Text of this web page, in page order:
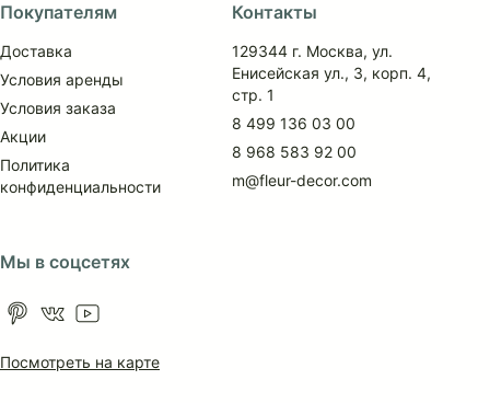
Покупателям
Доставка
Условия аренды
Условия заказа
Акции
Политика
конфиденциальности
Контакты
129344 г. Москва, ул.
Енисейская ул., 3, корп. 4,
стр. 1
8 499 136 03 00
8 968 583 92 00
m@fleur-decor.com
Мы в соцсетях
Посмотреть на карте